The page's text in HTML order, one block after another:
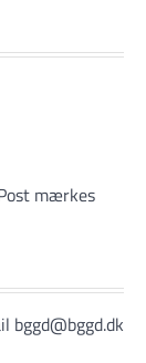
mærkes
bggd@bggd.dk